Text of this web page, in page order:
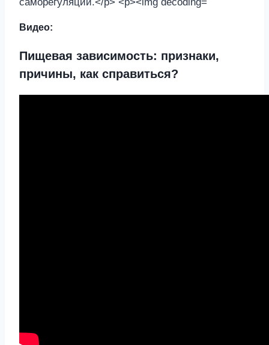
Видео:
Пищевая зависимость: признаки,
причины, как справиться?